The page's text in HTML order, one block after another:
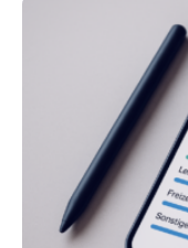
Unterkünfte fast
viele Beschäftigte
Juli ausgezahlte
sich den
können. Allerdings
einmal die Hälfte
Privatwirtschaft